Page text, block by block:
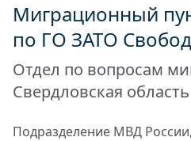
Миграционный
по ГО ЗАТО
Отдел по вопросам
Свердловская область
Подразделение МВД